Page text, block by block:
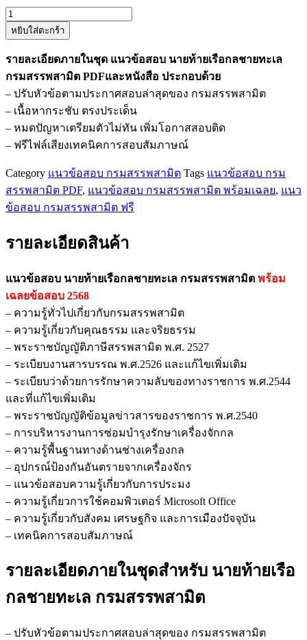
จำนวน
แนว
นาย
ท้าย
เรือ
กล
ชายทะเล
กรม
สรรพ
สามิต
ชิ้น
หยิบใส่ตะกร้า
รายละเอียดภายในชุด แนวข้อสอบ นายท้ายเรือกลชายทะเล
กรมสรรพสามิต PDFและหนังสือ ประกอบด้วย
– ปรับหัวข้อตามประกาศสอบล่าสุดของ กรมสรรพสามิต
– เนื้อหากระชับ ตรงประเด็น
– หมดปัญหาเตรียมตัวไม่ทัน เพิ่มโอกาสสอบติด
– ฟรีไฟล์เสียงเทคนิคการสอบสัมภาษณ์
Category แนวข้อสอบ กรมสรรพสามิต Tags แนวข้อสอบ กรม
สรรพสามิต PDF, แนวข้อสอบ กรมสรรพสามิต พร้อมเฉลย, แนว
ข้อสอบ กรมสรรพสามิต ฟรี
รายละเอียดสินค้า
แนวข้อสอบ นายท้ายเรือกลชายทะเล กรมสรรพสามิต พร้อม
เฉลยข้อสอบ 2568
– ความรู้ทั่วไปเกี่ยวกับกรมสรรพสามิต
– ความรู้เกี่ยวกับคุณธรรม และจริยธรรม
– พระราชบัญญัติภาษีสรรพสามิต พ.ศ. 2527
– ระเบียบงานสารบรรณ พ.ศ.2526 และแก้ไขเพิ่มเติม
– ระเบียบว่าด้วยการรักษาความลับของทางราชการ พ.ศ.2544
และที่แก้ไขเพิ่มเติม
– พระราชบัญญัติข้อมูลข่าวสารของราชการ พ.ศ.2540
– การบริหารงานการซ่อมบำรุงรักษาเครื่องจักกล
– ความรู้พื้นฐานทางด้านช่างเครื่องกล
– อุปกรณ์ป้องกันอันตรายจากเครื่องจักร
– แนวข้อสอบความรู้เกี่ยวกับการประมง
– ความรู้เกี่ยวการใช้คอมพิวเตอร์ Microsoft Office
– ความรู้เกี่ยวกับสังคม เศรษฐกิจ และการเมืองปัจจุบัน
– เทคนิคการสอบสัมภาษณ์
รายละเอียดภายในชุดสำหรับ นายท้ายเรือ
กลชายทะเล กรมสรรพสามิต
– ปรับหัวข้อตามประกาศสอบล่าสุดของ กรมสรรพสามิต